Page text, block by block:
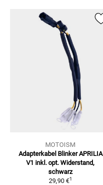
MOTOISM
Adapterkabel Blinker APRILIA
V1 inkl. opt. Widerstand,
schwarz
29,90 €1